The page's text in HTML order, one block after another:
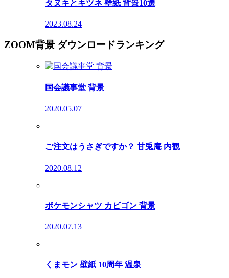
タヌキとキツネ 壁紙 背景10選
2023.08.24
ZOOM背景 ダウンロードランキング
国会議事堂 背景
2020.05.07
ご注文はうさぎですか？ 甘兎庵 内観
2020.08.12
ポケモンシャツ カビゴン 背景
2020.07.13
くまモン 壁紙 10周年 温泉